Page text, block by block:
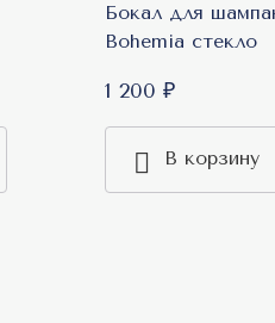
Бокал для
Bohemia стекло
1 200 ₽
В корзину